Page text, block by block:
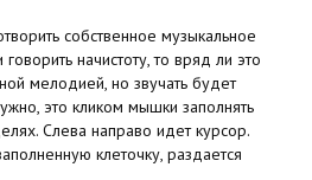
собственное музыкальное
начистоту, то вряд ли это
мелодией, но звучать будет
это кликом мышки заполнять
Слева направо идет курсор.
клеточку, раздается